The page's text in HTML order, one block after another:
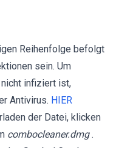
Reihenfolge befolgt
sein. Um
infiziert ist,
Antivirus. HIER
der Datei, klicken
combocleaner.dmg .